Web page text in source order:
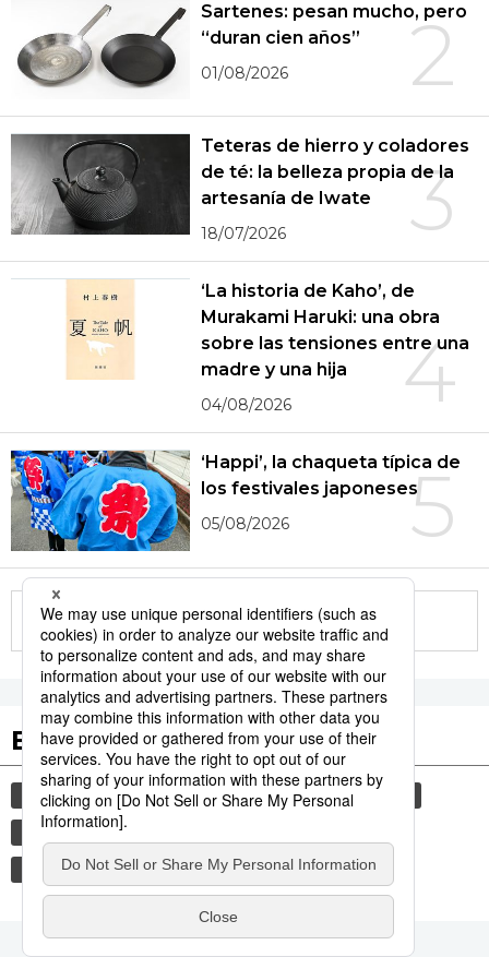
2
Sartenes: pesan mucho, pero
“duran cien años”
01/08/2026
3
Teteras de hierro y coladores
de té: la belleza propia de la
artesanía de Iwate
18/07/2026
4
‘La historia de Kaho’, de
Murakami Haruki: una obra
sobre las tensiones entre una
madre y una hija
04/08/2026
5
‘Happi’, la chaqueta típica de
los festivales japoneses
05/08/2026
More in this series
Etiquetas destacadas
cultura sociedad gastronomía
vida
jiji press
gastronomía japonesa